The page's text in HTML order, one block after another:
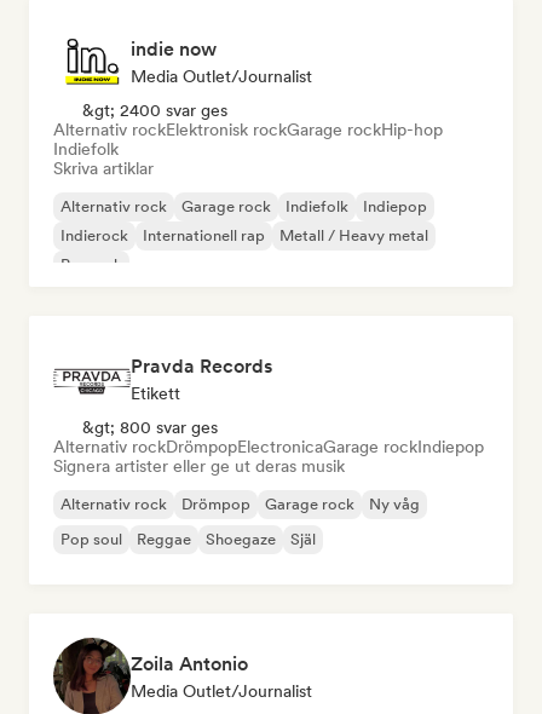
indie now
Media Outlet/Journalist
&gt; 2400 svar ges
Alternativ rockElektronisk rockGarage rockHip-hop
Indiefolk
Skriva artiklar
Alternativ rock Garage rock Indiefolk
Indiepop
Indierock
Internationell rap
Metall / Heavy metal
Poprock
Pravda Records
Etikett
&gt; 800 svar ges
Alternativ rockDrömpopElectronicaGarage rockIndiepop
Signera artister eller ge ut deras musik
Alternativ rock Drömpop Garage rock
Ny våg
Pop soul
Reggae Shoegaze Själ
Zoila Antonio
Media Outlet/Journalist